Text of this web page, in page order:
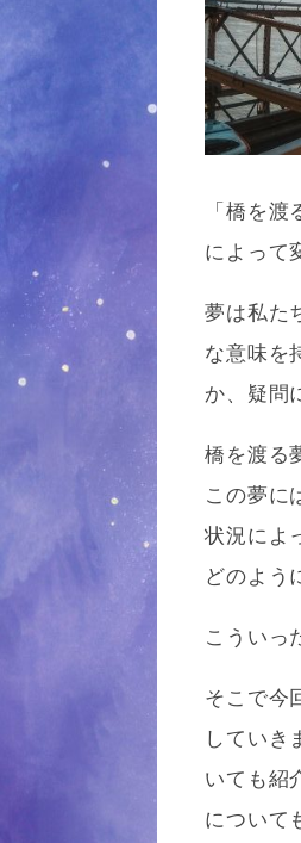
「橋を
によって
夢は私た
な意味を
か、疑問
橋を渡る
この夢に
状況によ
どのよう
こういっ
そこで今
していき
いても紹
について